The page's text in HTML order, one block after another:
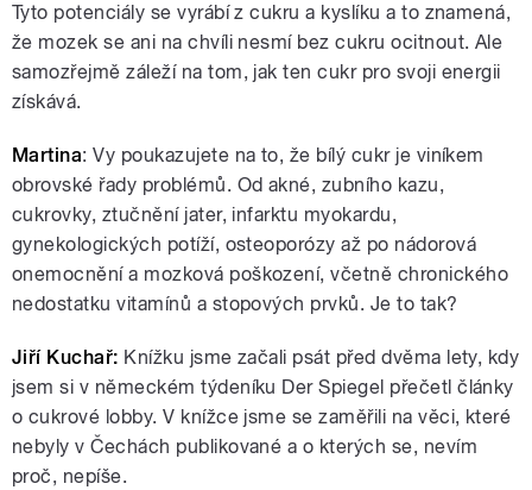
Tyto potenciály se vyrábí z cukru a kyslíku a to znamená,
že mozek se ani na chvíli nesmí bez cukru ocitnout. Ale
samozřejmě záleží na tom, jak ten cukr pro svoji energii
získává.
Martina: Vy poukazujete na to, že bílý cukr je viníkem
obrovské řady problémů. Od akné, zubního kazu,
cukrovky, ztučnění jater, infarktu myokardu,
gynekologických potíží, osteoporózy až po nádorová
onemocnění a mozková poškození, včetně chronického
nedostatku vitamínů a stopových prvků. Je to tak?
Jiří Kuchař: Knížku jsme začali psát před dvěma lety, kdy
jsem si v německém týdeníku Der Spiegel přečetl články
o cukrové lobby. V knížce jsme se zaměřili na věci, které
nebyly v Čechách publikované a o kterých se, nevím
proč, nepíše.